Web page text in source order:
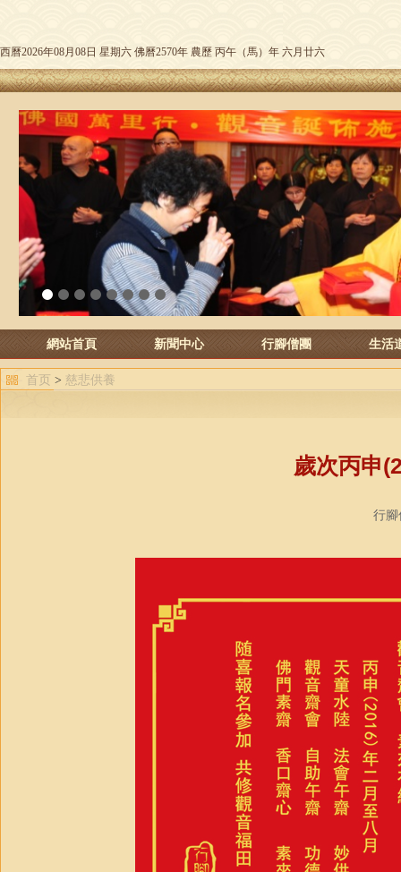
西曆2026年08月08日 星期六 佛曆2570年 農歷 丙午（馬）年 六月廿六
3 4 5 6 7 8
網站首頁 新聞中心 行腳僧團 生活
首页 > 慈悲供養
歲次丙申
行腳